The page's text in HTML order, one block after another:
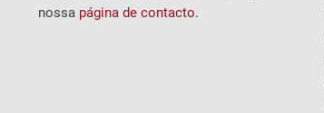
nossa página de contacto.